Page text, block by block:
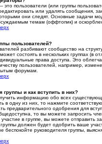
пользователи (или группы
или удалять сообщения,
они следят. Основные задачи
темам (оффтопик) и
пользователей?
разбивают сообщество на
состоять в нескольких группах (в
права доступа. Это
пользователей, например,
форумам.
группы и как вступить в них?
информацию обо всех
в одну из них, то нажмите
предварительного одобрения для
то вы можете запросить
в группе, вы можете отправить
должен будет одобрить ваше
беспокойте руководителя группы,